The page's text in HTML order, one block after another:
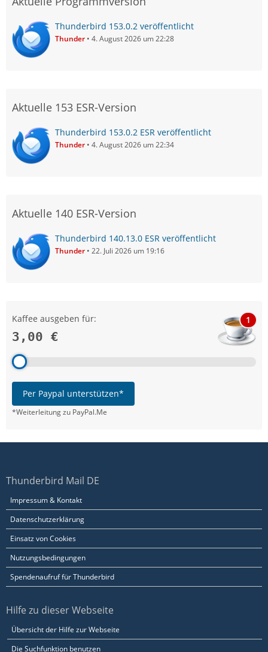
Thunderbird 153.0.2 veröffentlicht
Thunder 4. August 2026 um 22:28
Aktuelle 153 ESR-Version
Thunderbird 153.0.2 ESR veröffentlicht
Thunder 4. August 2026 um 22:34
Aktuelle 140 ESR-Version
Thunderbird 140.13.0 ESR veröffentlicht
Thunder 22. Juli 2026 um 19:16
Kaffee ausgeben für:
3,00 €
1
Per Paypal unterstützen*
*Weiterleitung zu PayPal.Me
Thunderbird Mail DE
Impressum & Kontakt
Datenschutzerklärung
Einsatz von Cookies
Nutzungsbedingungen
Spendenaufruf für Thunderbird
Hilfe zu dieser Webseite
Übersicht der Hilfe zur Webseite
Die Suchfunktion benutzen